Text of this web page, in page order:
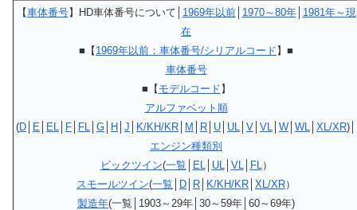
【車体番号】HD車体番号について│ 1969年以前│ 1970～80年│ 1981年～現
在
■【1969年以前：車体番号/シリアルコード】■
車体番号
■【モデルコード】
アルファベット順
(D E EL F FL G H J K/KH/KR M R U UL V VL W WL XL/XR)│
エンジン種類別
ビックツイン(一覧 EL UL VL FL ）
スモールツイン(一覧 D R K/KH/KR XL/XR）
製造年(一覧│1903～29年│30～59年│60～69年)